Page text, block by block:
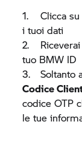
Clicca su
i tuoi dati
tuo BMW ID
Soltanto
Codice
codice OTP
le tue